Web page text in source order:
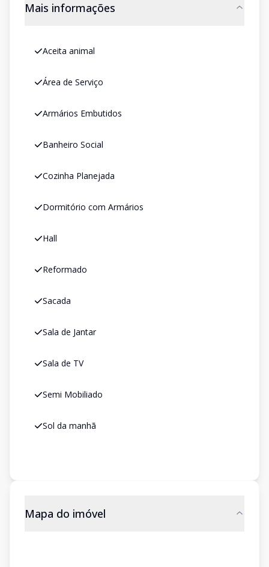
Mais informações
Aceita animal
Área de Serviço
Armários Embutidos
Banheiro Social
Cozinha Planejada
Dormitório com Armários
Hall
Reformado
Sacada
Sala de Jantar
Sala de TV
Semi Mobiliado
Sol da manhã
Mapa do imóvel